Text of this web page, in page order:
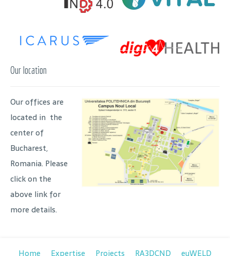
Our location
Our offices are
located in the
center of
Bucharest,
Romania. Please
click on the
above link for
more details.
Home Expertise Projects RA3DCND euWELD